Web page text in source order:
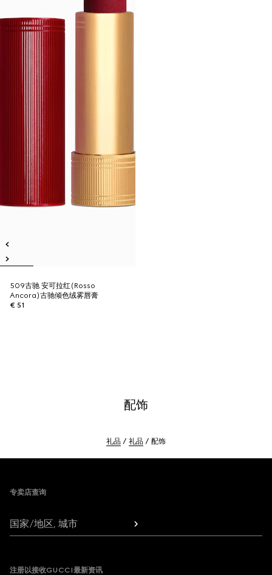
509古驰 安可拉红(Rosso
Ancora)古驰倾色绒雾唇膏
€ 51
配饰
礼品 礼品 配饰
专卖店查询
国家/地区, 城市
注册以接收GUCCI最新资讯